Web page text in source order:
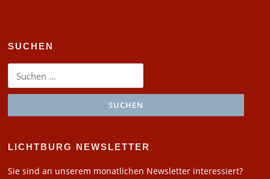
SUCHEN
Suchen
nach:
LICHTBURG NEWSLETTER
Sie sind an unserem monatlichen Newsletter interessiert?